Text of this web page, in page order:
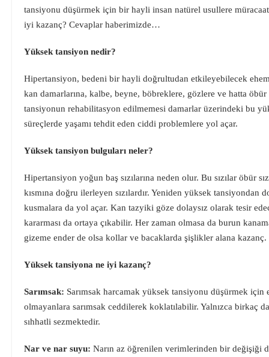
tansiyonu düşürmek için bir hayli insan natürel usullere
iyi kazanç? Cevaplar haberimizde…
Yüksek tansiyon nedir?
Hipertansiyon, bedeni bir hayli doğrultudan etkileyebilecek
kan damarlarına, kalbe, beyne, böbreklere, gözlere ve hatta
tansiyonun rehabilitasyon edilmemesi damarlar üzerindeki bu
süreçlerde yaşamı tehdit eden ciddi problemlere yol açar.
Yüksek tansiyon bulguları neler?
Hipertansiyon yoğun baş sızılarına neden olur. Bu sızılar öbür
kısmına doğru ilerleyen sızılardır. Yeniden yüksek
kusmalara da yol açar. Kan tazyiki göze dolaysız olarak tesir
kararması da ortaya çıkabilir. Her zaman olmasa da burun
gizeme ender de olsa kollar ve bacaklarda şişlikler alana kazanç.
Yüksek tansiyona ne iyi kazanç?
Sarımsak: Sarımsak harcamak yüksek tansiyonu düşürmek
olmayanlara sarımsak ceddilerek koklatılabilir. Yalnızca birkaç
sıhhatli sezmektedir.
Nar ve nar suyu: Narın az öğrenilen verimlerinden bir değişiği